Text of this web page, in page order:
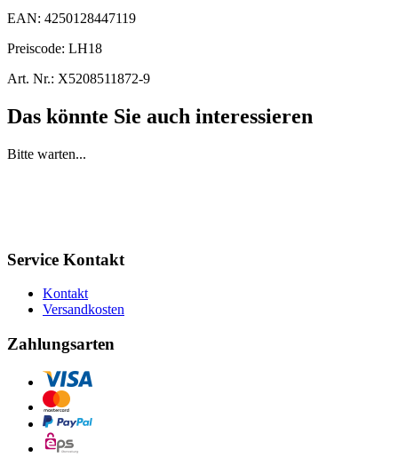
EAN: 4250128447119
Preiscode: LH18
Art. Nr.: X5208511872-9
Das könnte Sie auch interessieren
Bitte warten...
Service Kontakt
Kontakt
Versandkosten
Zahlungsarten